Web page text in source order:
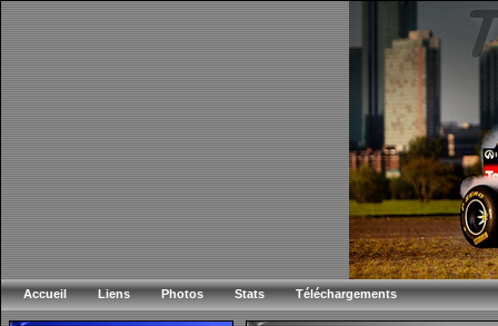
Accueil Liens Photos Stats Téléchargements